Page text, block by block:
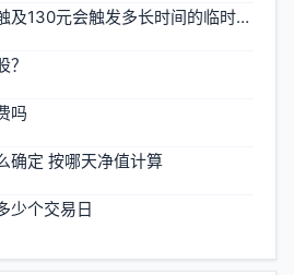
可转债价格首次触及130元会触发多长时间的临时停牌
吗
确定 按哪天净值计算
少个交易日